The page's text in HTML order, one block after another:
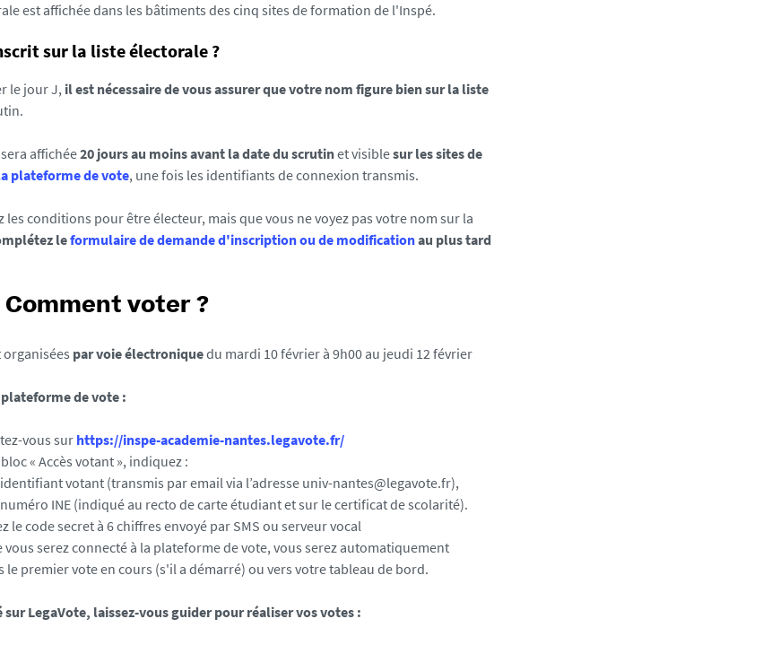
est affichée dans les bâtiments des cinq sites de formation de l'Inspé.
sur la liste électorale ?
le jour J, il est nécessaire de vous assurer que votre nom figure bien sur la liste
affichée20 jours au moins avant la date du scrutinet visiblesur les sites de
plateforme de vote, une fois les identifiants de connexion transmis.
les conditions pour être électeur, mais que vous ne voyez pas votre nom sur la
leformulaire de demande d'inscription ou de modificationau plus tard
Comment voter ?
par voie électroniquedu mardi 10 février à 9h00 au jeudi 12 février
de vote :
vous sur https://inspe-academie-nantes.legavote.fr/
« Accès votant », indiquez :
votant (transmis par email via l’adresse univ-nantes@legavote.fr),
INE (indiqué au recto de carte étudiant et sur le certificat de scolarité).
le code secret à 6 chiffres envoyé par SMS ou serveur vocal
vous serez connecté à la plateforme de vote, vous serez automatiquement
le premier vote en cours (s'il a démarré) ou vers votre tableau de bord.
sur LegaVote, laissez-vous guider pour réaliser vos votes :